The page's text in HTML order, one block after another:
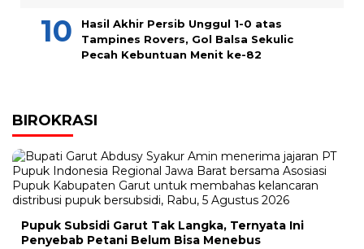
Hasil Akhir Persib Unggul 1-0 atas
Tampines Rovers, Gol Balsa Sekulic
Pecah Kebuntuan Menit ke-82
BIROKRASI
Pupuk Subsidi Garut Tak Langka, Ternyata Ini
Penyebab Petani Belum Bisa Menebus